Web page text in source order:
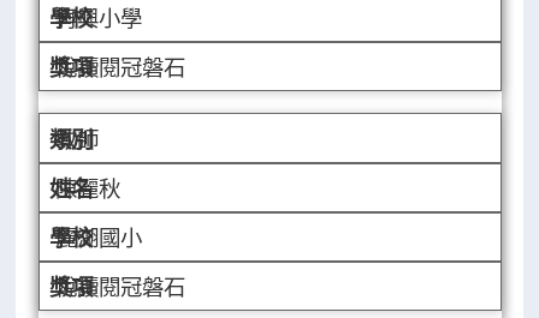
再興小學
悅讀閱冠磐石
教師
陳麗秋
麗湖國小
悅讀閱冠磐石